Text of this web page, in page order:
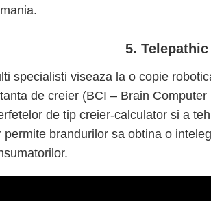
5.
specialisti viseaza la o copie
de creier (BCI – Brain
de tip creier-calculator si a
permite brandurilor sa obtina o